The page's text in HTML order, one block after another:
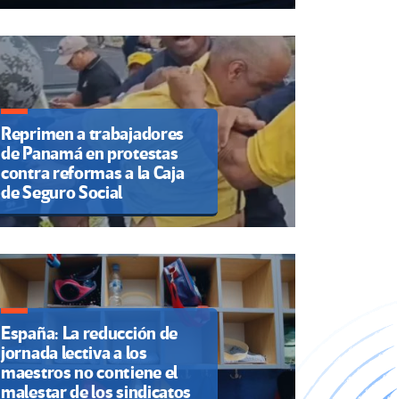
Reprimen a trabajadores
de Panamá en protestas
contra reformas a la Caja
de Seguro Social
España: La reducción de
jornada lectiva a los
maestros no contiene el
malestar de los sindicatos